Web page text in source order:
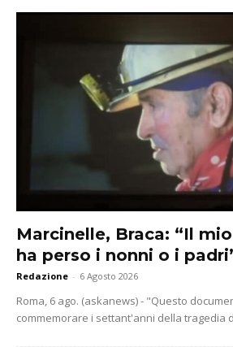
Marcinelle, Braca: “Il
ha perso i nonni o i
Redazione - 6 Agosto 2026
Roma, 6 ago. (askanews) - "Questo
commemorare i settant'anni della tragedia